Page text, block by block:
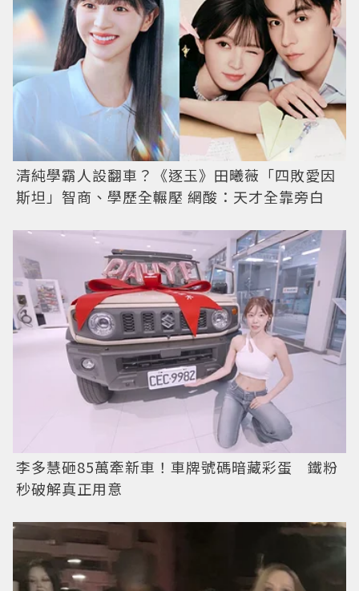
清純學霸人設翻車？《逐玉》田曦薇「四敗愛因
斯坦」智商、學歷全輾壓 網酸：天才全靠旁白
李多慧砸85萬牽新車！車牌號碼暗藏彩蛋 鐵粉
秒破解真正用意